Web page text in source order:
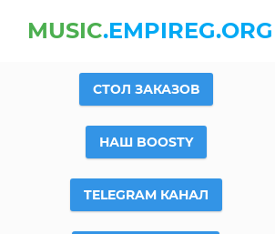
MUSIC.EMPIREG.ORG
СТОЛ ЗАКАЗОВ
НАШ BOOSTY
TELEGRAM КАНАЛ